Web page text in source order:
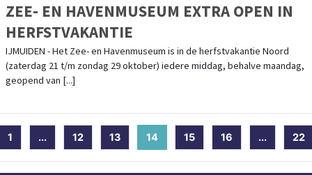
ZEE- EN HAVENMUSEUM EXTRA OPEN IN
HERFSTVAKANTIE
IJMUIDEN - Het Zee- en Havenmuseum is in de herfstvakantie Noord
(zaterdag 21 t/m zondag 29 oktober) iedere middag, behalve maandag,
geopend van [...]
1 ... 12 13 14 (current)
15 16 ... 22